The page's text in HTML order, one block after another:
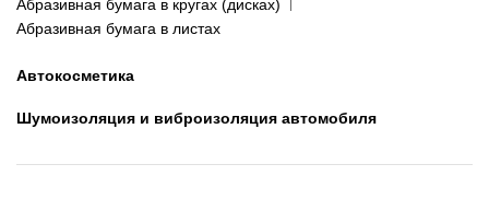
Абразивная бумага в кругах (дисках)
Абразивная бумага в листах
Автокосметика
Шумоизоляция и виброизоляция автомобиля